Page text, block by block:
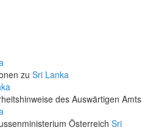
zu Sri Lanka
des Auswärtigen Amts
Österreich Sri